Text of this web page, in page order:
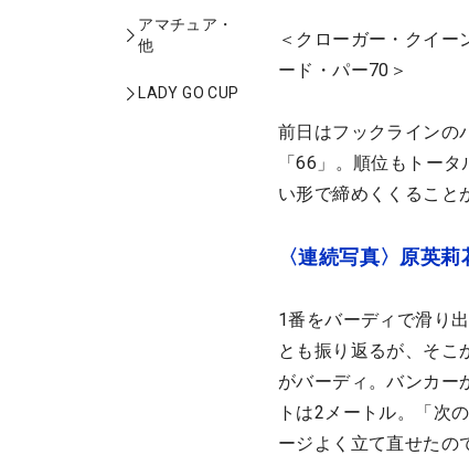
アマチュア・
他
LADY GO CUP
＜クローガー・クイ
ード・パー70＞
前日はフックラインの
「66」。順位もトー
い形で締めくくること
〈連続写真〉原英
1番をバーディで滑り
とも振り返るが、そこ
がバーディ。バンカー
トは2メートル。「次
ージよく立て直せたの